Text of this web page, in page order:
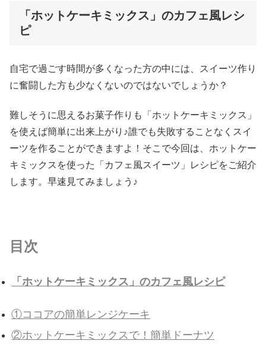
「ホットケーキミックス」のカフェ風レシ
ピ
自宅で過ごす時間が多くなった方の中には、スイーツ作り
に奮闘した方も少なくないのではないでしょうか？
難しそうに思えるお菓子作りも「ホットケーキミックス」
を使えば簡単に出来上がり♪誰でも失敗することなくスイ
ーツを作ることができますよ！そこで今回は、ホットケー
キミックスを使った「カフェ風スイーツ」レシピをご紹介
します。早速見てみましょう♪
目次
「ホットケーキミックス」のカフェ風レシピ
①ココアの簡単レンジケーキ
②ホットケーキミックスで！簡単ドーナツ